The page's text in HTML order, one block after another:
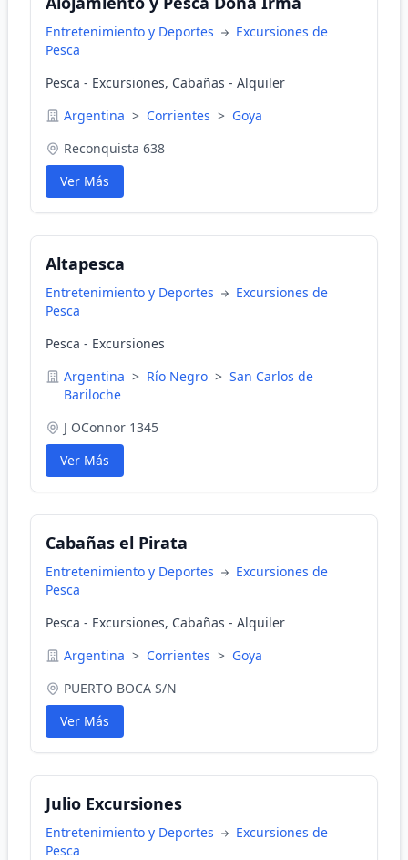
Entretenimiento y Deportes
Excursiones de
Pesca
Pesca - Excursiones, Cabañas - Alquiler
Argentina > Corrientes > Goya
Reconquista 638
Ver Más
Altapesca
Entretenimiento y Deportes
Excursiones de
Pesca
Pesca - Excursiones
Argentina > Río Negro > San Carlos de
Bariloche
J OConnor 1345
Ver Más
Cabañas el Pirata
Entretenimiento y Deportes
Excursiones de
Pesca
Pesca - Excursiones, Cabañas - Alquiler
Argentina > Corrientes > Goya
PUERTO BOCA S/N
Ver Más
Julio Excursiones
Entretenimiento y Deportes
Excursiones de
Pesca